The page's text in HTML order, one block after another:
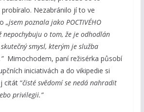
Nezabránilo jí to ve
„jsem poznala jako POCTIVÉHO
nepochybuju o tom, že je odhodlán
smysl, kterým je služba
Mimochodem, paní režisérka působí
iniciativách a do vikipedie si
citát “čisté svědomí se nedá nahradit
privilegii.”